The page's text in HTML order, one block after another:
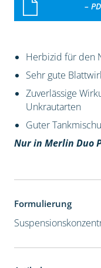
–
Herbizid für den
Sehr gute
Zuverlässige
Unkrautarten
Guter
Nur in Merlin Duo
Formulierung